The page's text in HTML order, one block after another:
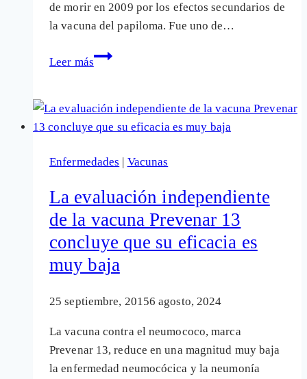
de morir en 2009 por los efectos secundarios de
la vacuna del papiloma. Fue uno de…
Leer más
Afectadas
vacuna
del
«Las
no
están
investigando
352
posibles
Enfermedades | Vacunas
La evaluación independiente
de la vacuna Prevenar 13
concluye que su eficacia es
muy baja
25 septiembre, 20156 agosto, 2024
La vacuna contra el neumococo, marca
Prevenar 13, reduce en una magnitud muy baja
la enfermedad neumocócica y la neumonía